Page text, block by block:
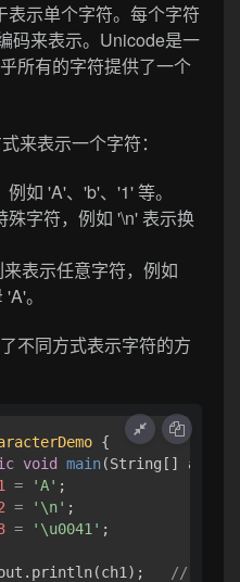
示单个字符。每个字符
码来表示。Unicode是一
所有的字符提供了一个
来表示一个字符：
如 'A'、'b'、'1' 等。
字符，例如 '\n' 表示换
表示任意字符，例如
。
不同方式表示字符的方
{
void main(String[] args)
= 'A' ;
= '\n' ;
= '\u0041' ;
//